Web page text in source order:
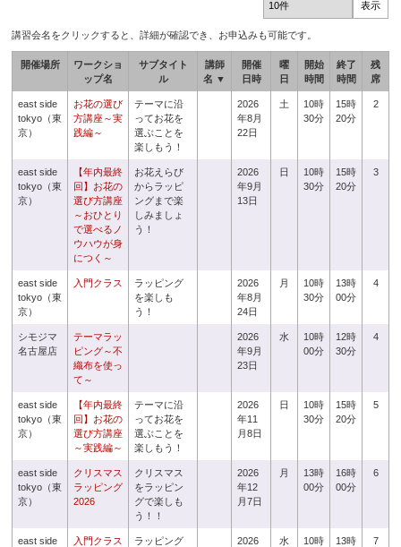
講習会名をクリックすると、詳細が確認でき、お申込みも可能です。
開催場所
ワークショ
ップ名
サブタイト
ル
講師
名 ▼
開催
日時
曜
日
開始
時間
終了
時間
残
席
east side
tokyo（東
京）
お花の選び
方講座～実
践編～
テーマに沿
ってお花を
選ぶことを
楽しもう！
2026
年8月
22日
土
10時
30分
15時
20分
2
east side
tokyo（東
京）
【年内最終
回】お花の
選び方講座
～おひとり
で選べるノ
ウハウが身
につく～
お花えらび
からラッピ
ングまで楽
しみましょ
う！
2026
年9月
13日
日
10時
30分
15時
20分
3
east side
tokyo（東
京）
入門クラス
ラッピング
を楽しも
う！
2026
年8月
24日
月
10時
30分
13時
00分
4
シモジマ
名古屋店
テーマラッ
ピング～不
織布を使っ
て～
2026
年9月
23日
水
10時
00分
12時
30分
4
east side
tokyo（東
京）
【年内最終
回】お花の
選び方講座
～実践編～
テーマに沿
ってお花を
選ぶことを
楽しもう！
2026
年11
月8日
日
10時
30分
15時
20分
5
east side
tokyo（東
京）
クリスマス
ラッピング
2026
クリスマス
をラッピン
グで楽しも
う！！
2026
年12
月7日
月
13時
00分
16時
00分
6
east side
入門クラス
ラッピング
2026
水
10時
13時
7